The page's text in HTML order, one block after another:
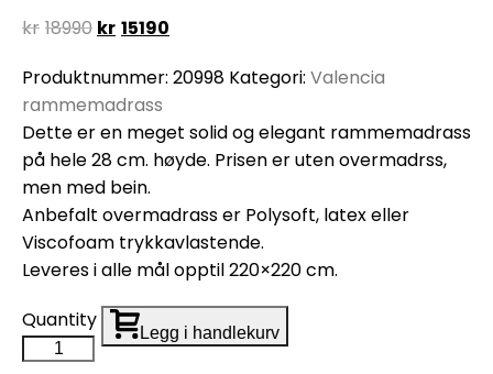
kr 18990 Opprinnelig
var:
kr18990.
kr 15190
er:
Produktnummer: 20998 Kategori: Valencia
rammemadrass
Dette er en meget solid og elegant rammemadrass
på hele 28 cm. høyde. Prisen er uten overmadrss,
men med bein.
Anbefalt overmadrass er Polysoft, latex eller
Viscofoam trykkavlastende.
Leveres i alle mål opptil 220×220 cm.
Quantity
Legg i handlekurv